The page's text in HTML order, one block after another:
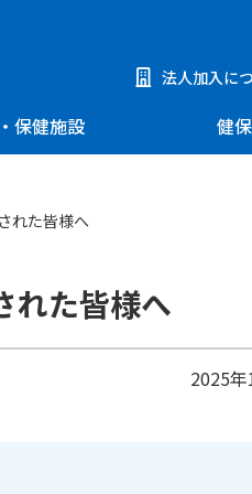
法人加入に
保健施設 健
れた皆様へ
れた皆様へ
2025